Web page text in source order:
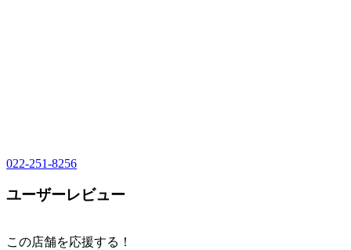
022-251-8256
ユーザーレビュー
この店舗を応援する！